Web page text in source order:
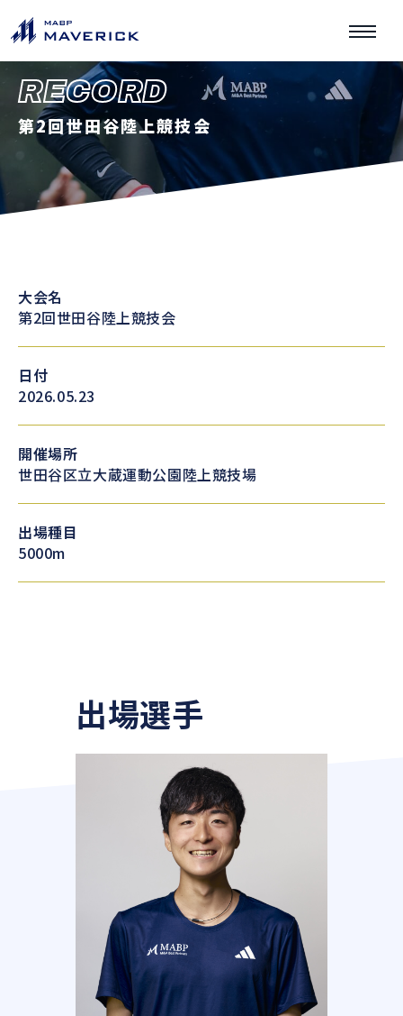
RECORD
第2回世田谷陸上競技会
大会名
第2回世田谷陸上競技会
日付
2026.05.23
開催場所
世田谷区立大蔵運動公園陸上競技場
出場種目
5000m
出場選手